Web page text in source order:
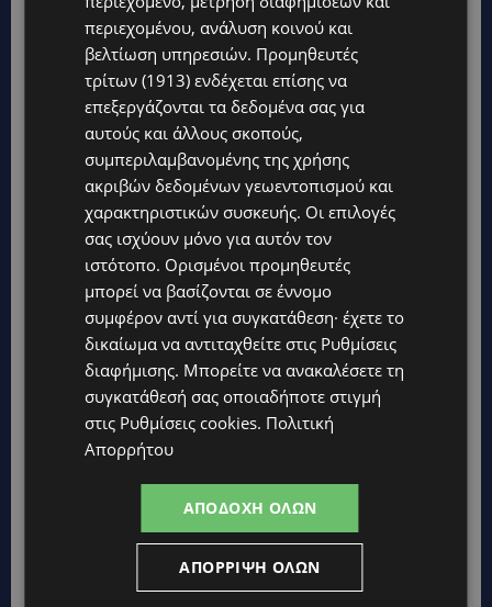
Topics
UPDATES
ΛΑΤΣΙΑ-ΓΕΡΙ: Στο επίκεντρο η δημιουργία δομών για
ασυνόδευτους ανήλικους – Αντιδρά ο Δήμος, στηρίζει υπό
προϋποθέσεις το Κίνημα Οικολόγων
UPDATES
ΣΤΟ «ΚΟΚΚΙΝΟ» Η ΖΕΣΤΗ: Νέα κίτρινη προειδοποίηση και
40άρια στο εσωτερικό
UPDATES
ΛΕΜΕΣΟΣ: Μάχη για τη ζωή του δίνει 18χρονος – Βρέθηκε
βαριά τραυματισμένος δίπλα από το ηλεκτρικό του
UPDATES
«ENOLA GAY»: Το τραγούδι που κράτησε ζωντανή τη μνήμη
της Χιροσίμα – 81 χρόνια από τη μέρα που άλλαξε την
ανθρωπότητα-(Bίντεο)
PERNERA BEACH HOTEL: Εκλεκτές παρουσίες στα 50 χρόνια
ενός ιστορικού ξενοδοχείου-Ποιους είδαμε
περιεχομένου, ανάλυση κοινού και
βελτίωση υπηρεσιών. Προμηθευτές
τρίτων (1913) ενδέχεται επίσης να
επεξεργάζονται τα δεδομένα σας για
αυτούς και άλλους σκοπούς,
συμπεριλαμβανομένης της χρήσης
ακριβών δεδομένων γεωεντοπισμού και
χαρακτηριστικών συσκευής. Οι επιλογές
σας ισχύουν μόνο για αυτόν τον
ιστότοπο. Ορισμένοι προμηθευτές
μπορεί να βασίζονται σε έννομο
συμφέρον αντί για συγκατάθεση· έχετε το
δικαίωμα να αντιταχθείτε στις Ρυθμίσεις
διαφήμισης. Μπορείτε να ανακαλέσετε τη
συγκατάθεσή σας οποιαδήποτε στιγμή
στις Ρυθμίσεις cookies. Πολιτική
Απορρήτου
ΑΠΟΔΟΧΉ ΌΛΩΝ
ΑΠΌΡΡΙΨΗ ΌΛΩΝ